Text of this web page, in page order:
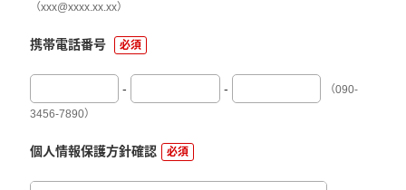
（xxx@xxxx.xx.xx）
携帯電話番号 必須
- -
（090-
3456-7890）
個人情報保護方針確認 必須